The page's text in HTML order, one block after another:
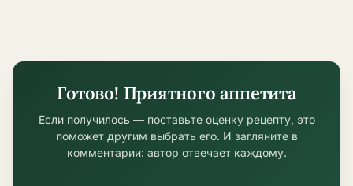
Готово! Приятного аппетита
Если получилось — поставьте оценку рецепту, это
поможет другим выбрать его. И загляните в
комментарии: автор отвечает каждому.